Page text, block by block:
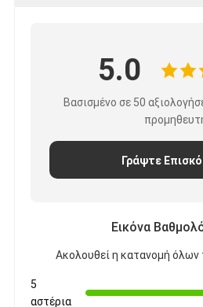
5.0
Βασισμένο σε 50
Γράψτε
Εικόνα
Ακολουθεί η κατανομή όλων
5
αστέρια